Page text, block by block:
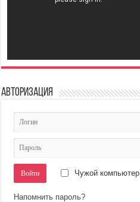
Авторизация
Чужой компьютер
Напомнить пароль?